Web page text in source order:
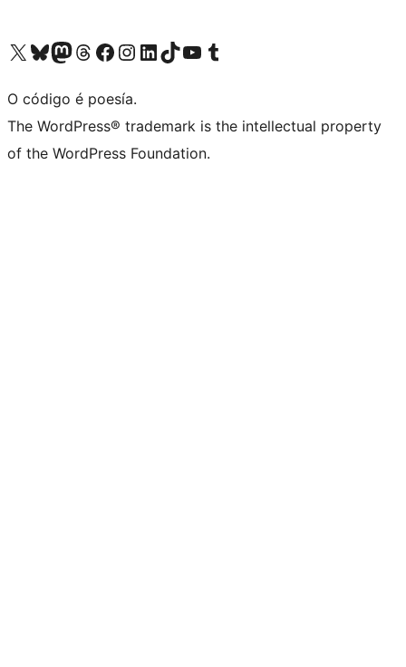
Visita la cuenta de X (anteriormente Twitter)
Visita a nosa conta de Bluesky
Visita a nosa conta de Mastodon
Visita a nosa conta de Threads
Visita a nosa páxina de Facebook
Visita a nosa conta de Instagram
Visita a nosa conta de LinkedIn
Visita a nosa conta de TikTok
Visita a nosa canle de YouTube
Visita a nosa conta de Tumblr
O código é poesía.
The WordPress® trademark is the intellectual property
of the WordPress Foundation.